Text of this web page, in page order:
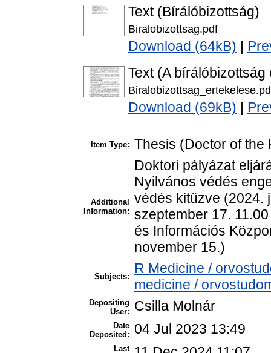
Text (Bírálóbizottság)
Biralobizottsag.pdf
Download (64kB)
Text (A
Download (69kB)
Item Type: Thesis (Doctor of the
Additional
Information:
Doktori pályázat
Nyilvános védés
védés kitűzve (2024.
szeptember 17.
és Információs
november 15.)
Subjects:
R Medicine /
medicine /
Depositing
User:
Csilla Molnár
Date
Deposited:
04 Jul 2023 13:49
Last